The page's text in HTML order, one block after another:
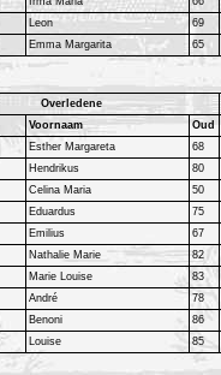
Leon 69
Emma Margarita 65
Overledene
Voornaam Oud
Esther Margareta 68
Hendrikus 80
Celina Maria 50
Eduardus 75
Emilius 67
Nathalie Marie 82
Marie Louise 83
André 78
Benoni 86
Louise 85